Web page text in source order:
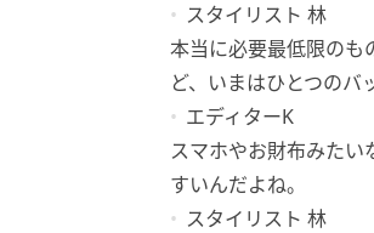
スタイリスト 林
本当に必要最低限の
ど、いまはひとつのバ
エディターK
スマホやお財布みた
すいんだよね。
スタイリスト 林